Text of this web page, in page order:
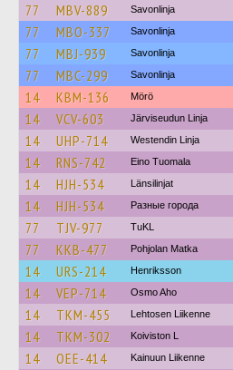
77 MBV-889 Savonlinja
77 MBO-337 Savonlinja
77 MBJ-939 Savonlinja
77 MBC-299 Savonlinja
14 KBM-136 Mörö
14 VCV-603 Järviseudun Linja
14 UHP-714 Westendin Linja
14 RNS-742 Eino Tuomala
14 HJH-534 Länsilinjat
14 HJH-534 Разные города
77 TJV-977 TuKL
77 KKB-477 Pohjolan Matka
14 URS-214 Henriksson
14 VEP-714 Osmo Aho
14 TKM-455 Lehtosen Liikenne
14 TKM-302 Koiviston L
14 OEE-414 Kainuun Liikenne